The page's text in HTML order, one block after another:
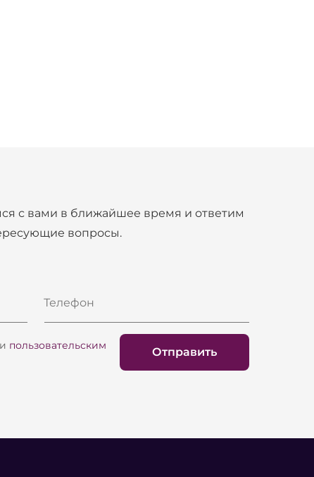
с вами в ближайшее время и ответим
вопросы.
Телефон
и пользовательским
Отправить